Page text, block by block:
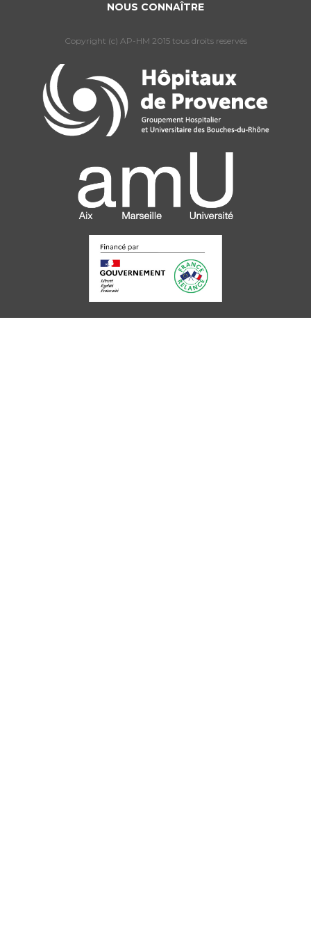
NOUS CONNAÎTRE
Copyright (c) AP-HM 2015 tous droits reservés